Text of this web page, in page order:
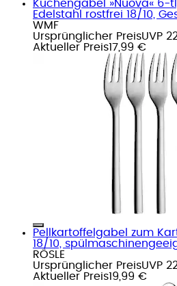
Kuchengabel »Nuova« 6-
Edelstahl rostfrei 18/10,
WMF
Ursprünglicher PreisUVP
Aktueller Preis17,99 €
Pellkartoffelgabel zum
18/10,
RÖSLE
Ursprünglicher PreisUVP
Aktueller Preis19,99 €